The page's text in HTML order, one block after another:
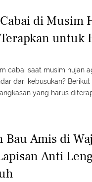
di Musim
untuk
cabai saat musim hujan
dari kebusukan?
yang harus
Bau Amis di
Anti